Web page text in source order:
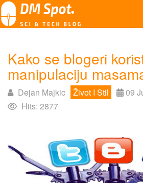
Kako se blogeri
manipulaciju
Dejan Majkic Život I Stil
09
Hits: 2877